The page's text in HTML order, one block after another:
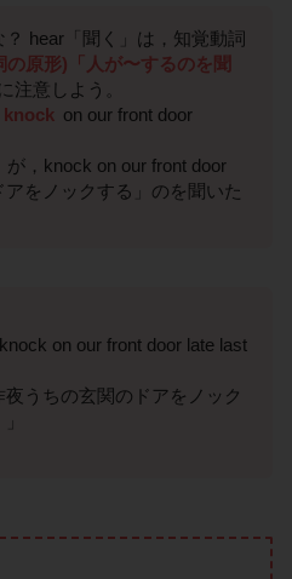
hear「聞く」は，知覚動詞
の原形)「人が〜するのを聞
注意しよう。
knock on our front door
が，knock on our front door
アをノックする」のを聞いた
on our front door late last
夜うちの玄関のドアをノック